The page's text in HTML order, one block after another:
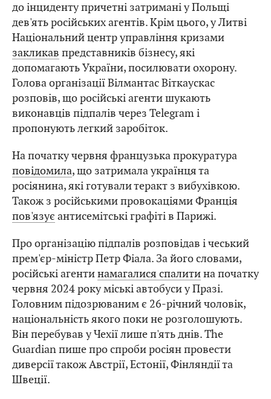
до інциденту причетні затримані у Польщі
дев'ять російських агентів. Крім цього, у Литві
Національний центр управління кризами
закликав представників бізнесу, які
допомагають України, посилювати охорону.
Голова організації Вілмантас Віткаускас
розповів, що російські агенти шукають
виконавців підпалів через Telegram і
пропонують легкий заробіток.
На початку червня французька прокуратура
повідомила, що затримала українця та
росіянина, які готували теракт з вибухівкою.
Також з російськими провокаціями Франція
пов'язує антисемітські графіті в Парижі.
Про організацію підпалів розповідав і чеський
прем'єр-міністр Петр Фіала. За його словами,
російські агентинамагалися спалитина початку
червня 2024 року міські автобуси у Празі.
Головним підозрюваним є 26-річний чоловік,
національність якого поки не розголошують.
Він перебував у Чехії лише п'ять днів. The
Guardian пише про спроби росіян провести
диверсії також Австрії, Естонії, Фінляндії та
Швеції.